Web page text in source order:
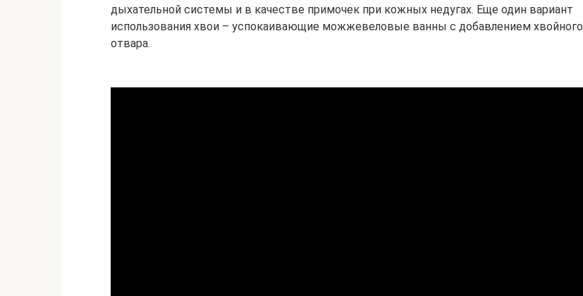
дыхательной системы и в качестве примочек при кожных недугах. Еще один вариант
использования хвои – успокаивающие можжевеловые ванны с добавлением хвойного
отвара.